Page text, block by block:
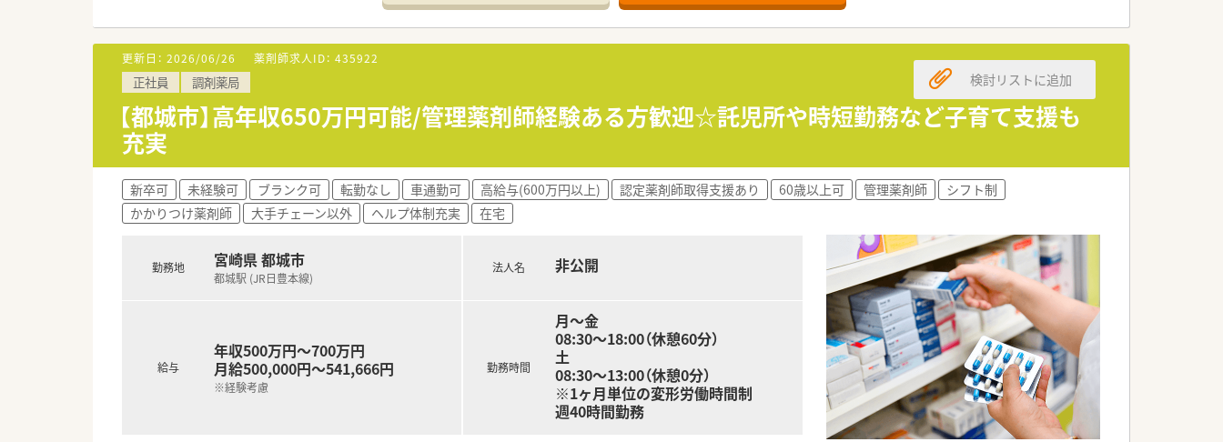
■地域密着型の調剤薬局を目指しています。
・地域イベントに参加
・地域の皆さんとの交流（こども薬剤師体験教室など）
＜知識・経験を積めます＞
■幅広い知識と意識向上の為、単科専門ではなく地域の中核病院等、様々な薬品を扱える店舗が多いです。
■各店舗、約1,300品目の薬品数を扱っています。
更新日： 2026/06/26 薬剤師求人ID： 435922
正社員 調剤薬局
【都城市】高年収650万円可能/管理薬剤師経験ある方歓迎☆託児所や時短勤務など子育て支援も
充実
検討リストに追加
新卒可 未経験可 ブランク可 転勤なし 車通勤可 高給与(600万円以上) 認定薬剤師取得支援あり 60歳以上可 管理薬剤師
シフト制
かかりつけ薬剤師
大手チェーン以外 ヘルプ体制充実 在宅
勤務地 宮崎県 都城市
都城駅 (JR日豊本線)
給与
年収500万円～700万円
月給500,000円～541,666円
※経験考慮
法人名 非公開
勤務時間
月〜金
08:30〜18:00（休憩60分）
土
08:30～13:00（休憩0分）
※1ヶ月単位の変形労働時間制
週40時間勤務